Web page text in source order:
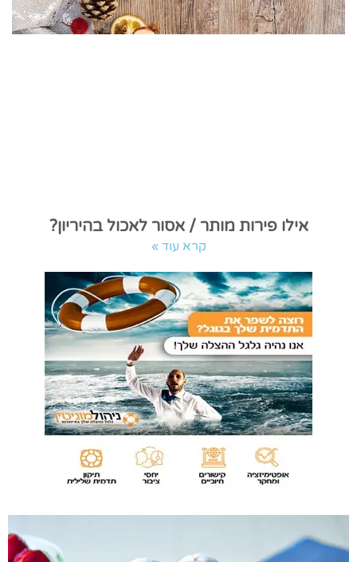
אילו פירות מותר / אסור לאכול בהיריון?
קרא עוד »